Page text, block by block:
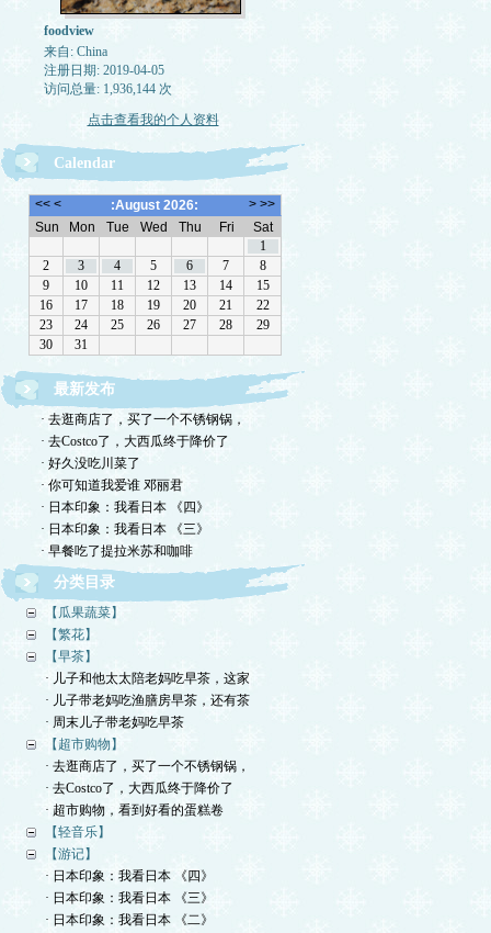
foodview
来自: China
注册日期: 2019-04-05
访问总量: 1,936,144 次
点击查看我的个人资料
Calendar
最新发布
· 去逛商店了，买了一个不锈钢锅，
· 去Costco了，大西瓜终于降价了
· 好久没吃川菜了
· 你可知道我爱谁 邓丽君
· 日本印象：我看日本 《四》
· 日本印象：我看日本 《三》
· 早餐吃了提拉米苏和咖啡
分类目录
【瓜果蔬菜】
【繁花】
【早茶】
· 儿子和他太太陪老妈吃早茶，这家
· 儿子带老妈吃渔膳房早茶，还有茶
· 周末儿子带老妈吃早茶
【超市购物】
· 去逛商店了，买了一个不锈钢锅，
· 去Costco了，大西瓜终于降价了
· 超市购物，看到好看的蛋糕卷
【轻音乐】
【游记】
· 日本印象：我看日本 《四》
· 日本印象：我看日本 《三》
· 日本印象：我看日本 《二》